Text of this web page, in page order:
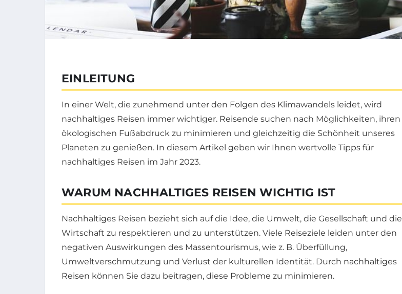
EINLEITUNG
In einer Welt, die zunehmend unter den Folgen des Klimawandels leidet, wird
nachhaltiges Reisen immer wichtiger. Reisende suchen nach Möglichkeiten, ihren
ökologischen Fußabdruck zu minimieren und gleichzeitig die Schönheit unseres
Planeten zu genießen. In diesem Artikel geben wir Ihnen wertvolle Tipps für
nachhaltiges Reisen im Jahr 2023.
WARUM NACHHALTIGES REISEN WICHTIG IST
Nachhaltiges Reisen bezieht sich auf die Idee, die Umwelt, die Gesellschaft und die
Wirtschaft zu respektieren und zu unterstützen. Viele Reiseziele leiden unter den
negativen Auswirkungen des Massentourismus, wie z. B. Überfüllung,
Umweltverschmutzung und Verlust der kulturellen Identität. Durch nachhaltiges
Reisen können Sie dazu beitragen, diese Probleme zu minimieren.